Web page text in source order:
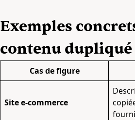
Exemples
contenu dupliqué
Cas de figure
Site e-commerce